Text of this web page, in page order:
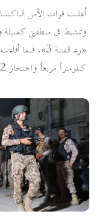
وتمشيط في منطقتي
كيلومتراً مربعاً واحتجاز 12 شخصاً للاشتباه بهم